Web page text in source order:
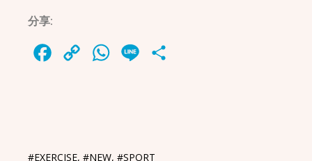
分享:
Facebook
Copy
WhatsApp
Line
#EXERCISE,#NEW,#SPORT